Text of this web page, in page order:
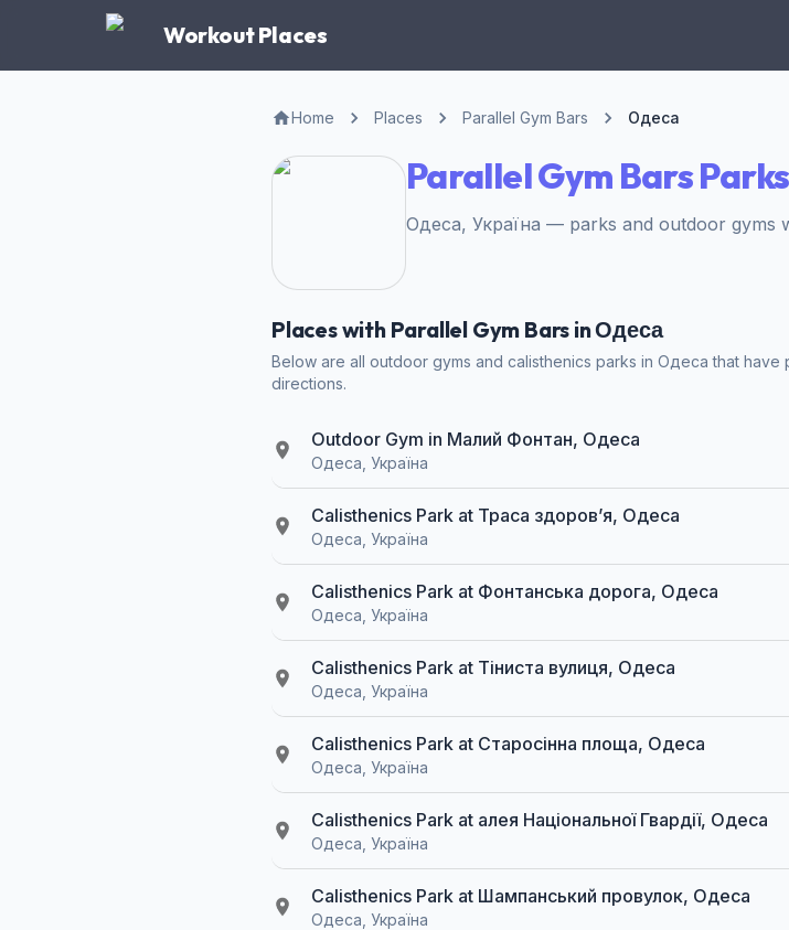
Workout Places
Home Places Parallel Gym Bars Одеса
Parallel Gym Bars
Одеса, Україна — parks and outdoor gyms
Places with Parallel Gym Bars in Одеса
Below are all outdoor gyms and calisthenics parks in Одеса that
directions.
Outdoor Gym in Малий Фонтан, Одеса
Одеса, Україна
Calisthenics Park at Траса здоров’я, Одеса
Одеса, Україна
Calisthenics Park at Фонтанська дорога, Одеса
Одеса, Україна
Calisthenics Park at Тіниста вулиця, Одеса
Одеса, Україна
Calisthenics Park at Старосінна площа, Одеса
Одеса, Україна
Calisthenics Park at алея Національної Гвардії, Одеса
Одеса, Україна
Calisthenics Park at Шампанський провулок, Одеса
Одеса, Україна